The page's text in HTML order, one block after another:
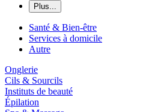
Plus...
Santé & Bien-être
Services à domicile
Autre
Onglerie
Cils & Sourcils
Instituts de beauté
Épilation